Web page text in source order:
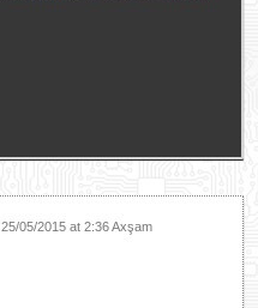
25/05/2015 at 2:36 Axşam